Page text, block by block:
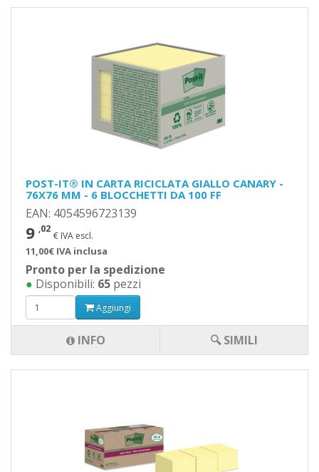
POST-IT® IN CARTA RICICLATA GIALLO CANARY -
76X76 MM - 6 BLOCCHETTI DA 100 FF
EAN: 4054596723139
9 ,02
€ IVA escl.
11,00€ IVA inclusa
Pronto per la spedizione
● Disponibili: 65 pezzi
Aggiungi
INFO 🔍 SIMILI